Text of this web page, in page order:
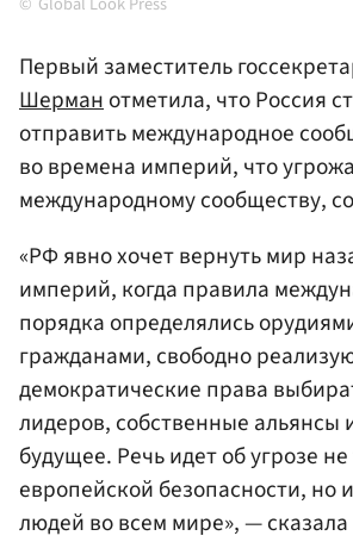
Первый заместитель
Шерманотметила, что Россия
отправить международное
во времена империй, что
международному сообществу,
«РФ явно хочет вернуть мир
империй, когда правила
порядка определялись
гражданами, свободно
демократические права
лидеров, собственные альянсы
будущее. Речь идет об угрозе
европейской безопасности, но
людей во всем мире», —